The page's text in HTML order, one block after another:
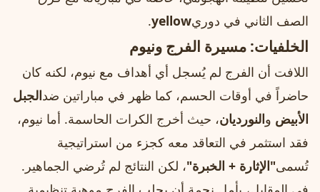
الصف الثاني في دوريyellow
.
الخلفيات: مسيرة الفرج ونيوم
اللافت أن الفرج لم يُسجل أي أهداف مع نيوم، لكنه كان
حاضراً في أوقات الحسم، كما ظهر في مباراتين ضدالجبل
الأبيض والنورديان، حيث أخرج الكرات الحاسمة. أما نيوم،
فقد استثمر في التعاقد معه كجزء من استراتيجية
تُسمى"الإثارة + الخبرة"، لكن النتائج لم تُرضي الجماهير.